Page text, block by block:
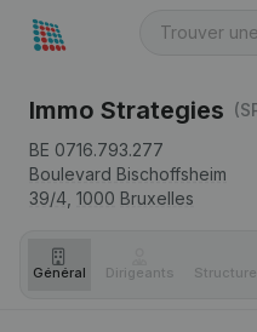
Immo Strategies
BE 0716.793.277
Boulevard Bischoffsheim
39/4, 1000 Bruxelles
Général Dirigeants